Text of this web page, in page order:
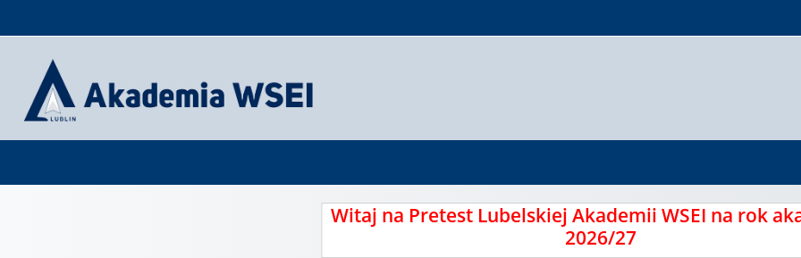
Witaj na Pretest Lubelskiej Akademii WSEI na rok
2026/27